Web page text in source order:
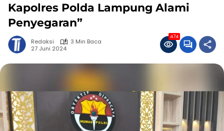
Kapolres Polda Lampung Alami
Penyegaran”
Redaksi
3 Min Baca
27 Juni 2024
474